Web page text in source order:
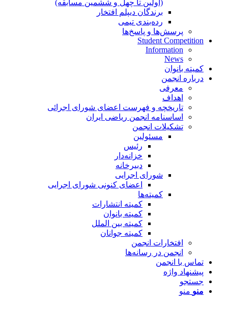
(اولین تا چهل‌ و ششمین مسابقه)
برندگان دیپلم افتخار
رده‌بندی تیمی
پرسش‌ها و پاسخ‌ها
Student Competition
Information
News
کمیته بانوان
درباره انجمن
معرفی
اهداف
تاریخچه و فهرست اعضای شورای اجرائی
اساسنامه انجمن ریاضی ایران
تشکیلات انجمن
مسئولین
رئیس
خزانه‌دار
دبیرخانه
شورای اجرایی
اعضای کنونی شورای اجرایی
کمیته‌ها
کمیته انتشارات
کمیته بانوان
کمیته بین الملل
کمیته جوانان
افتخارات انجمن
انجمن در رسانه‌ها
تماس با انجمن
پیشنهاد واژه
جستجو
منو منو